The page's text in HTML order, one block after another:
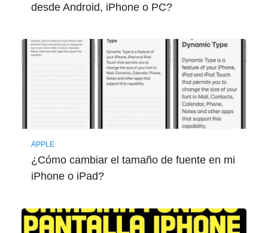
desde Android, iPhone o PC?
APPLE
¿Cómo cambiar el tamaño de fuente en mi
iPhone o iPad?